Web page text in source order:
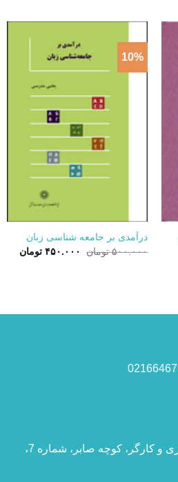
10%
درآمدی بر جامعه شناسی زبان
۵۰۰.۰۰۰ تومان
قیمت
۴۵۰.۰۰۰ تومان
تهران، انقلاب، تقاطع جمهوری و کارگر، کوچه صابر، شماره 7،